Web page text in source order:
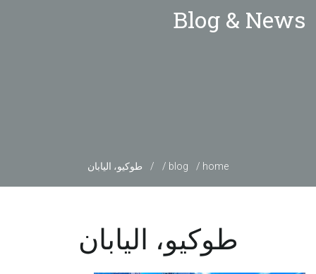
Blog & News
home
blog طوكيو، اليابان
طوكيو، اليابان